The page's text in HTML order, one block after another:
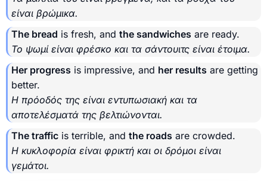
είναι βρώμικα.
The bread is fresh, and the sandwiches are ready.
Το ψωμί είναι φρέσκο και τα σάντουιτς είναι έτοιμα.
Her progress is impressive, and her results are getting
better.
Η πρόοδός της είναι εντυπωσιακή και τα
αποτελέσματά της βελτιώνονται.
The traffic is terrible, and the roads are crowded.
Η κυκλοφορία είναι φρικτή και οι δρόμοι είναι
γεμάτοι.